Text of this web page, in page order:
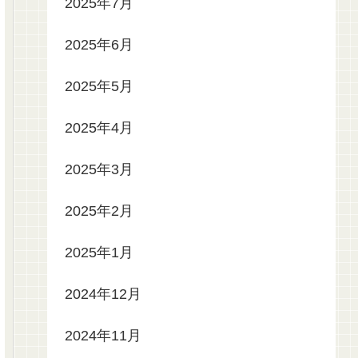
2025年7月
2025年6月
2025年5月
2025年4月
2025年3月
2025年2月
2025年1月
2024年12月
2024年11月